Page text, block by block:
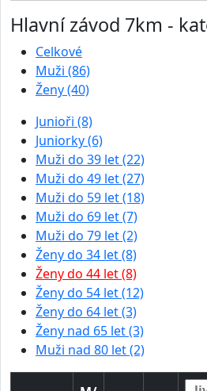
Hlavní závod 7km -
Celkové
Muži (86)
Ženy (40)
Junioři (8)
Juniorky (6)
Muži do 39 let (22)
Muži do 49 let (27)
Muži do 59 let (18)
Muži do 69 let (7)
Muži do 79 let (2)
Ženy do 34 let (8)
Ženy do 44 let (8)
Ženy do 54 let (12)
Ženy do 64 let (3)
Ženy nad 65 let (3)
Muži nad 80 let (2)